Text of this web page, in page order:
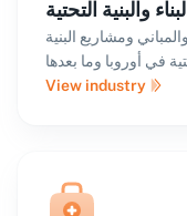
البناء والبنية التحتية
ومشاريع البنية
View industry